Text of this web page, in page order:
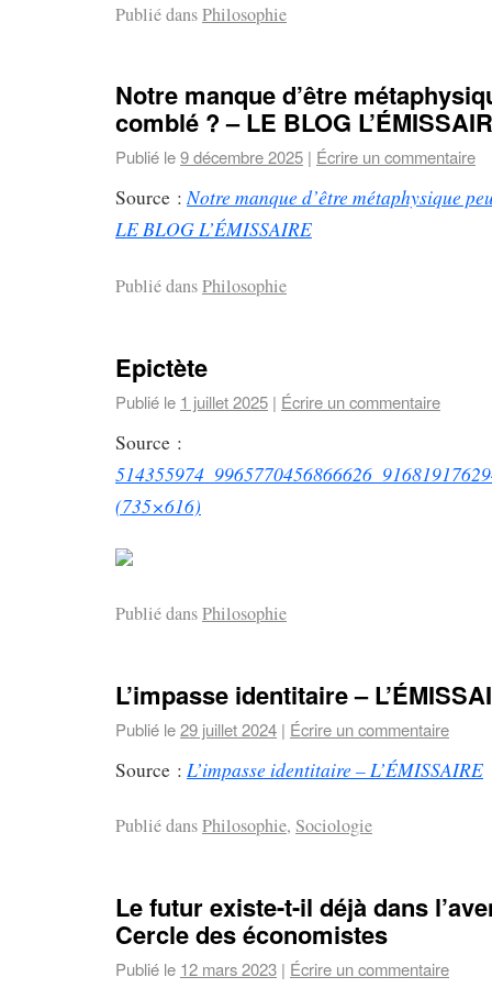
Publié dansPhilosophie
Notre manque d’être
comblé ? – LE BLOG
Publié le9 décembre 2025 | Écrire un commentaire
Source :Notre manque d’être métaphysique
LE BLOG L’ÉMISSAIRE
Publié dansPhilosophie
Epictète
Publié le 1 juillet 2025 | Écrire un commentaire
Source :
(735×616)
Publié dansPhilosophie
L’impasse identitaire –
Publié le29 juillet 2024 | Écrire un commentaire
Source : L’impasse identitaire – L’ÉMISSAIRE
Publié dansPhilosophie, Sociologie
Le futur existe-t-il déjà dans
Cercle des économistes
Publié le 12 mars 2023 | Écrire un commentaire